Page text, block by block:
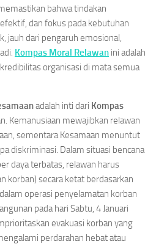
bahwa tindakan
dan fokus pada kebutuhan
jauh dari pengaruh emosional,
Kompas Moral Relawan ini adalah
organisasi di mata semua
adalah inti dari Kompas
Kemanusiaan mewajibkan relawan
sementara Kesamaan menuntut
diskriminasi. Dalam situasi bencana
daya terbatas, relawan harus
korban) secara ketat berdasarkan
operasi penyelamatan korban
pada hari Sabtu, 4 Januari
evakuasi korban yang
perdarahan hebat atau